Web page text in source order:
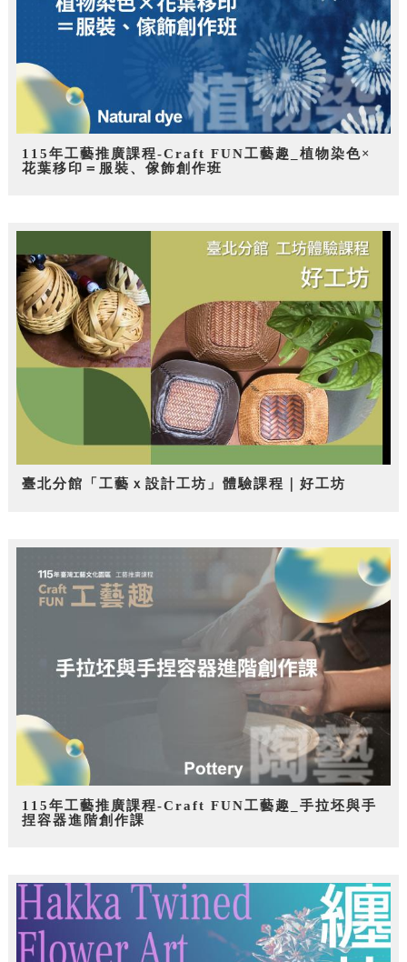
115年工藝推廣課程-Craft FUN工藝趣_植物染色×
花葉移印＝服裝、傢飾創作班
臺北分館「工藝ｘ設計工坊」體驗課程｜好工坊
115年工藝推廣課程-Craft FUN工藝趣_手拉坯與手
捏容器進階創作課